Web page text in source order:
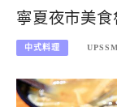
寧夏夜市美食
中式料理